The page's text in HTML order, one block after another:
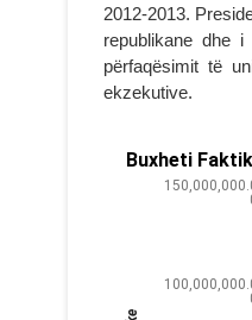
2012-2013.
republikane dhe
përfaqësimit të
ekzekutive.